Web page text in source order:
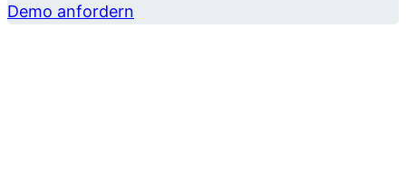
Demo anfordern